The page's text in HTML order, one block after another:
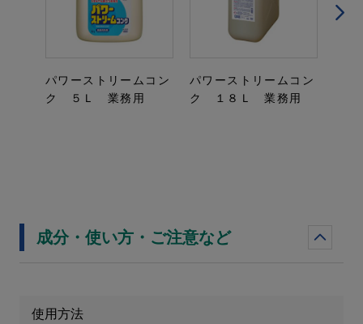
パワーストリームコン
ク ５Ｌ 業務用
パワーストリームコン
ク １８Ｌ 業務用
成分・使い方・ご注意など
使用方法